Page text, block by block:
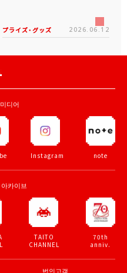
プライズ・グッズ 2026.06.12
디어
Instagram note
아카이브
TAITO
CHANNEL
70th
anniv.